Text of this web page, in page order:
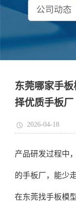
公司动态
东莞哪家手
择优质手板厂
2026-04-18
产品研发过程中
的手板厂，能少
在东莞找手板模